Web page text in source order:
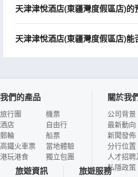
天津津悅酒店(東疆灣度假區店)的
天津津悅酒店(東疆灣度假區店)能
我們的產品
旅行團
酒店
郵輪
高鐵火車票
港玩港食
機票
自由行
船票
當地體驗
獨立包團
關於我
公司背景
最新動向
新聞發佈
分行位置
人才招
私隱政策
旅遊資訊 旅遊服務